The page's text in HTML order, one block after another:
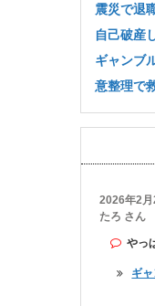
震災で退
自己破産
ギャンブ
意整理で
2026年2月
たろ さん
やっ
ギ